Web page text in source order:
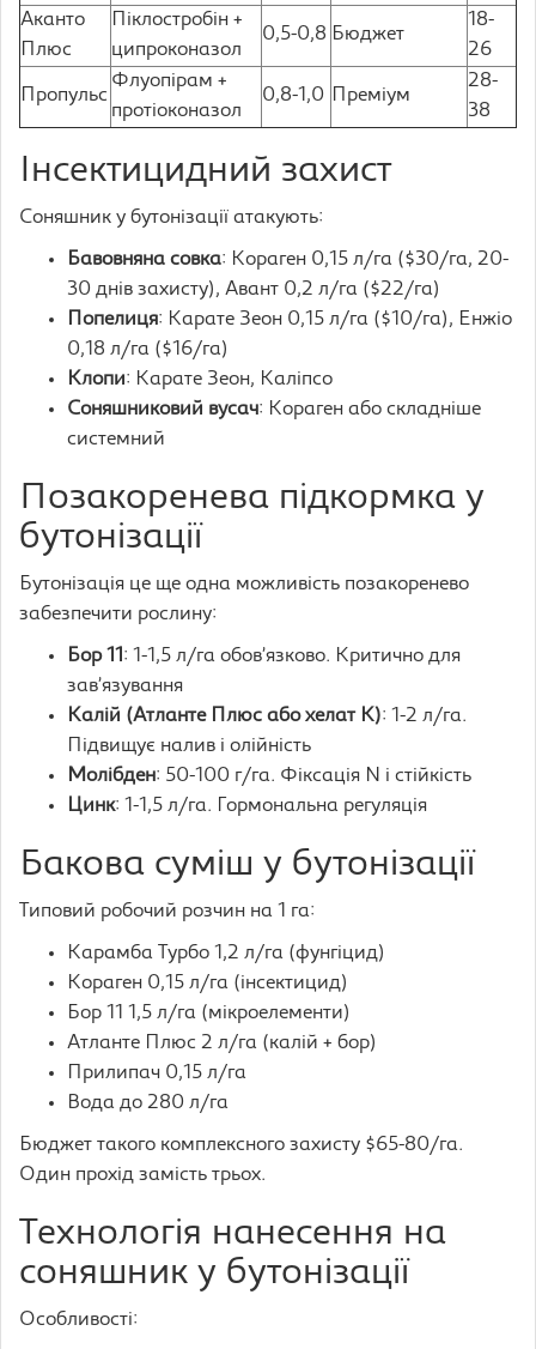
Аканто
Плюс
Піклостробін +
ципроконазол
0,5-0,8 Бюджет
18-
26
Пропульс
Флуопірам +
протіоконазол
0,8-1,0 Преміум
28-
38
Інсектицидний захист
Соняшник у бутонізації атакують:
Бавовняна совка: Кораген 0,15 л/га ($30/га, 20-
30 днів захисту), Авант 0,2 л/га ($22/га)
Попелиця: Карате Зеон 0,15 л/га ($10/га), Енжіо
0,18 л/га ($16/га)
Клопи: Карате Зеон, Каліпсо
Соняшниковий вусач: Кораген або складніше
системний
Позакоренева підкормка у
бутонізації
Бутонізація це ще одна можливість позакоренево
забезпечити рослину:
Бор 11 : 1-1,5 л/га обов’язково. Критично для
зав’язування
Калій (Атланте Плюс або хелат K): 1-2 л/га.
Підвищує налив і олійність
Молібден: 50-100 г/га. Фіксація N і стійкість
Цинк: 1-1,5 л/га. Гормональна регуляція
Бакова суміш у бутонізації
Типовий робочий розчин на 1 га:
Карамба Турбо 1,2 л/га (фунгіцид)
Кораген 0,15 л/га (інсектицид)
Бор 11 1,5 л/га (мікроелементи)
Атланте Плюс 2 л/га (калій + бор)
Прилипач 0,15 л/га
Вода до 280 л/га
Бюджет такого комплексного захисту $65-80/га.
Один прохід замість трьох.
Технологія нанесення на
соняшник у бутонізації
Особливості: